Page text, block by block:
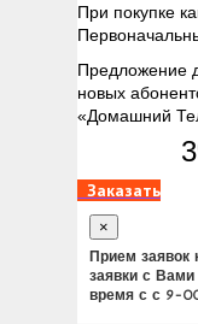
При покупке
Предложение
новых
«Домашний
Заказать
×
Прием заявок
заявки с
время с с 9-